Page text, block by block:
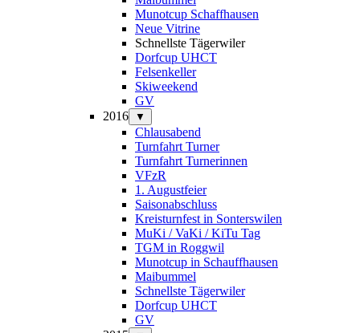
Munotcup Schaffhausen
Neue Vitrine
Schnellste Tägerwiler
Dorfcup UHCT
Felsenkeller
Skiweekend
GV
2016
▼
Chlausabend
Turnfahrt Turner
Turnfahrt Turnerinnen
VFzR
1. Augustfeier
Saisonabschluss
Kreisturnfest in Sonterswilen
MuKi / VaKi / KiTu Tag
TGM in Roggwil
Munotcup in Schauffhausen
Maibummel
Schnellste Tägerwiler
Dorfcup UHCT
GV